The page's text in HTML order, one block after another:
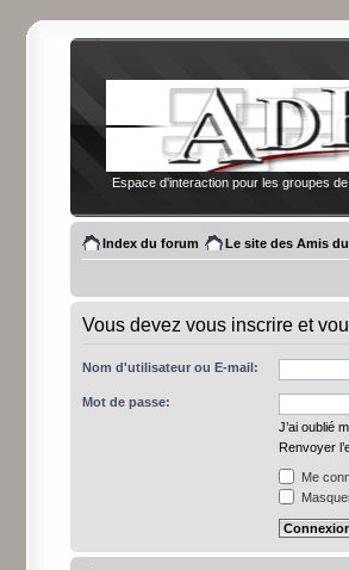
Espace d'interaction pour les groupes
Index du forum Le site des Amis
Vous devez vous inscrire et
Nom d'utilisateur ou E-mail:
Mot de passe:
J’ai oublié
Renvoyer
Me